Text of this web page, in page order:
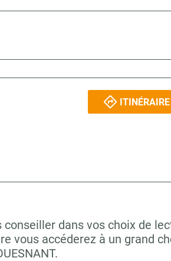
ITINÉRAIRE
conseiller dans vos choix de
vous accéderez à un grand